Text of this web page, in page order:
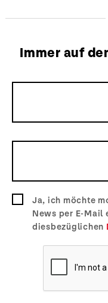
Immer auf
Ja, ich möchte
News per E-Mail
diesbezüglichen